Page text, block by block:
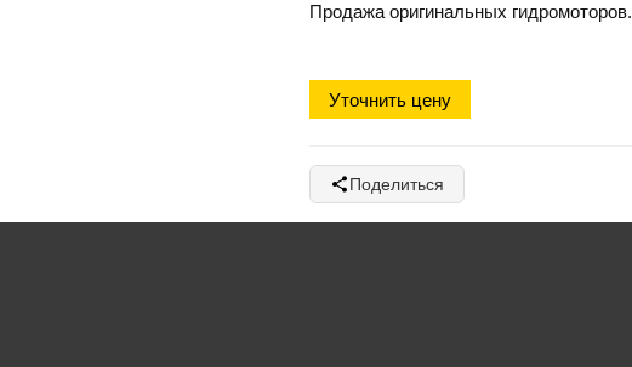
Продажа оригинальных гидромоторов.
Уточнить цену
Поделиться